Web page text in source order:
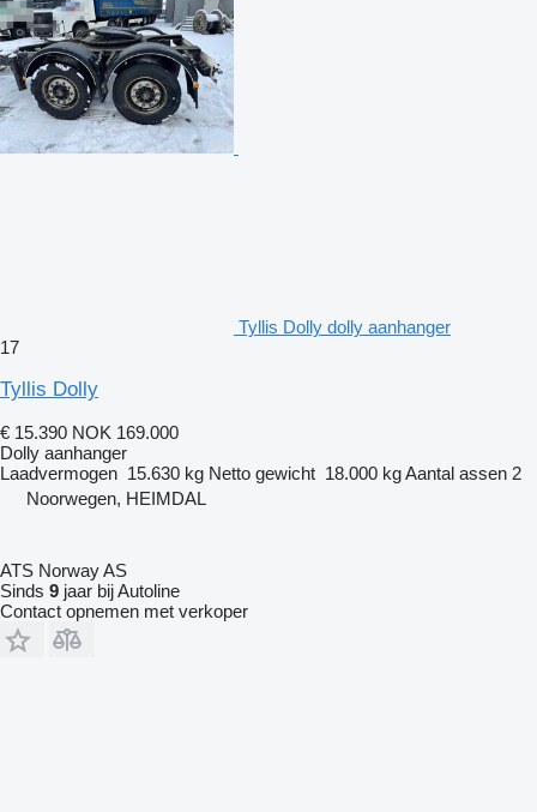
Tyllis Dolly dolly aanhanger
17
Tyllis Dolly
€ 15.390 NOK 169.000
Dolly aanhanger
Laadvermogen 15.630 kg Netto gewicht 18.000 kgAantal assen 2
Noorwegen, HEIMDAL
ATS Norway AS
Sinds 9 jaar bij Autoline
Contact opnemen met verkoper